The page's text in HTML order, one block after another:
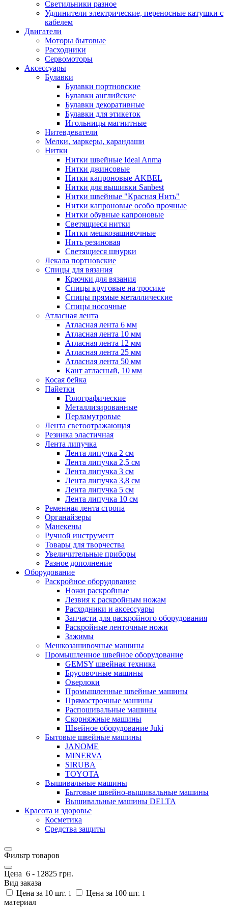
Светильники разное
Удлинители электрические, переносные катушки с
кабелем
Двигатели
Моторы бытовые
Расходники
Сервомоторы
Аксессуары
Булавки
Булавки портновские
Булавки английские
Булавки декоративные
Булавки для этикеток
Игольницы магнитные
Нитевдеватели
Мелки, маркеры, карандаши
Нитки
Нитки швейные Ideal Anma
Нитки джинсовые
Нитки капроновые AKBEL
Нитки для вышивки Sanbest
Нитки швейные "Красная Нить"
Нитки капроновые особо прочные
Нитки обувные капроновые
Светящиеся нитки
Нитки мешкозашивочные
Нить резиновая
Светящиеся шнурки
Лекала портновские
Спицы для вязания
Крючки для вязания
Спицы круговые на тросике
Спицы прямые металлические
Спицы носочные
Атласная лента
Атласная лента 6 мм
Атласная лента 10 мм
Атласная лента 12 мм
Атласная лента 25 мм
Атласная лента 50 мм
Кант атласный, 10 мм
Косая бейка
Пайетки
Голографические
Металлизированные
Перламутровые
Лента светоотражающая
Резинка эластичная
Лента липучка
Лента липучка 2 см
Лента липучка 2,5 см
Лента липучка 3 см
Лента липучка 3,8 см
Лента липучка 5 см
Лента липучка 10 см
Ременная лента стропа
Органайзеры
Манекены
Ручной инструмент
Товары для творчества
Увеличительные приборы
Разное дополнение
Оборудование
Раскройное оборудование
Ножи раскройные
Лезвия к раскройным ножам
Расходники и аксессуары
Запчасти для раскройного оборудования
Раскройные ленточные ножи
Зажимы
Мешкозашивочные машины
Промышленное швейное оборудование
GEMSY швейная техника
Брусовочные машины
Оверлоки
Промышленные швейные машины
Прямострочные машины
Распошивальные машины
Скорняжные машины
Швейное оборудование Juki
Бытовые швейные машины
JANOME
MINERVA
SIRUBA
TOYOTA
Вышивальные машины
Бытовые швейно-вышивальные машины
Вышивальные машины DELTA
Красота и здоровье
Косметика
Средства защиты
Фильтр товаров
Цена 6 - 12825 грн.
Вид заказа
Цена за 10 шт. 1 Цена за 100 шт. 1
материал